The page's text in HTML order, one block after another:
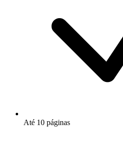
Até 10 páginas